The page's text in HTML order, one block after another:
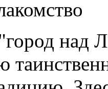
над